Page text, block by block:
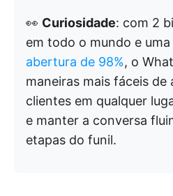
👀 Curiosidade: com 2
em todo o mundo e uma
abertura de 98%, o
maneiras mais fáceis de
clientes em qualquer
e manter a conversa
etapas do funil.